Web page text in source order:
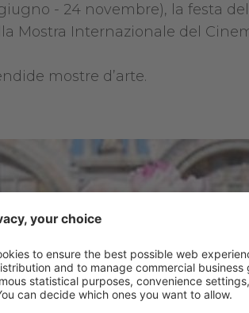
- 24 novembre), la festa
Mostra Internazionale del
mostre d’arte.